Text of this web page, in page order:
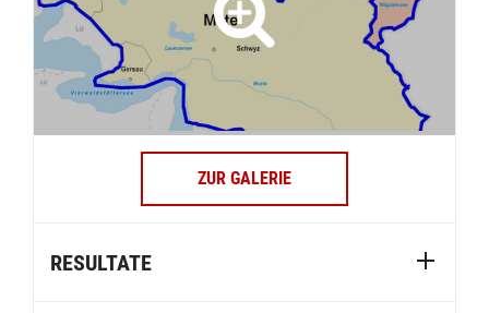
ZUR GALERIE
RESULTATE